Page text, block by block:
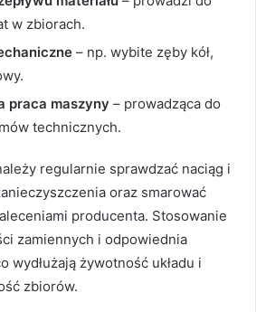
w zbiorach.
– np. wybite zęby kół,
praca maszyny – prowadząca do
technicznych.
regularnie sprawdzać naciąg i
oraz smarować
producenta. Stosowanie
zamiennych i odpowiednia
wydłużają żywotność układu i
zbiorów.